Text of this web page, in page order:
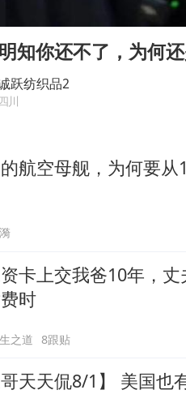
外交部发言人
法国将禁止“未
27岁女子成组
知你还不了，为何
跃纺织品2
四川
航空母舰，为何要从
卡上交我爸10年，
时
之道 8跟贴
哥天天侃8/1】 美国